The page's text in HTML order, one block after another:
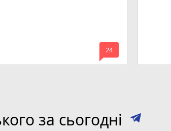
mode_comment
24
за сьогодні